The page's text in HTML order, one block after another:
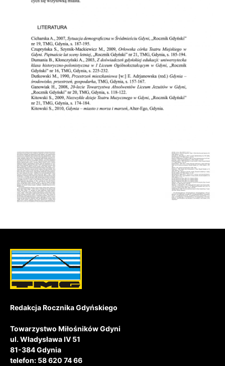
Redakcja Rocznika Gdyńskiego
Towarzystwo Miłośników Gdyni
ul. Władysława IV 51
81-384 Gdynia
telefon: 58 620 74 66